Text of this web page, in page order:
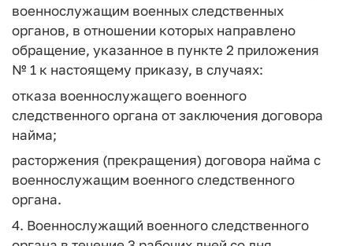
военнослужащим военных следственных
органов, в отношении которых направлено
обращение, указанное в пункте 2 приложения
№ 1 к настоящему приказу, в случаях:
отказа военнослужащего военного
следственного органа от заключения договора
найма;
расторжения (прекращения) договора найма с
военнослужащим военного следственного
органа.
4. Военнослужащий военного следственного